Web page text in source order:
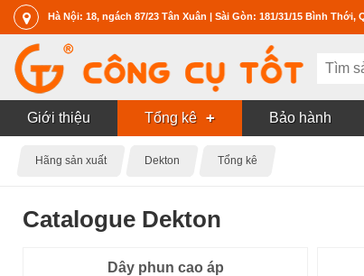
Hà Nội: 18, ngách 87/23 Tân Xuân | Sài Gòn: 181/31/15 Bình Thới,
Giới thiệu Tổng kê Bảo hành
Hãng sản xuất Dekton Tổng kê
Catalogue Dekton
Dây phun cao áp